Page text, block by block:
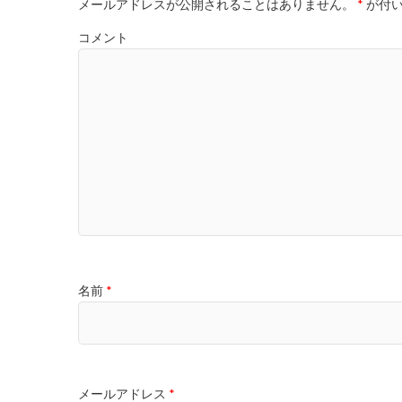
メールアドレスが公開されることはありません。 * が付
コメント
名前 *
メールアドレス *